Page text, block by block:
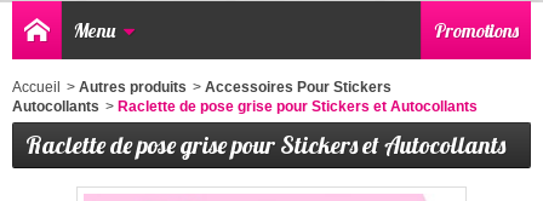
Menu Promotions
Accueil > Autres produits > Accessoires Pour Stickers
Autocollants > Raclette de pose grise pour Stickers et Autocollants
Raclette de pose grise pour Stickers et Autocollants